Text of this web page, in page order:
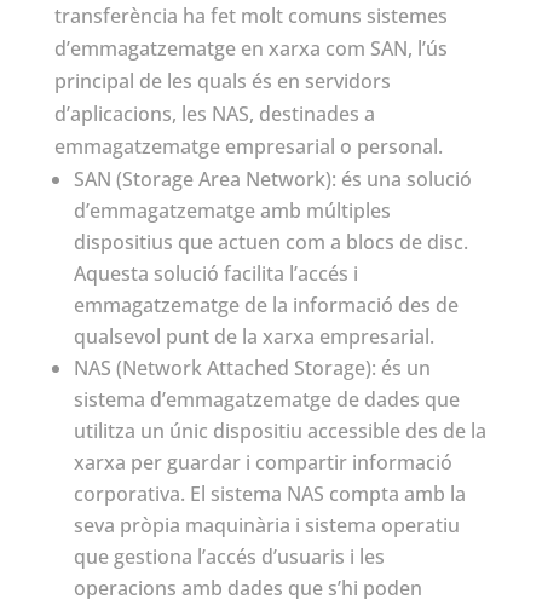
transferència ha fet molt comuns sistemes
d’emmagatzematge en xarxa com SAN, l’ús
principal de les quals és en servidors
d’aplicacions, les NAS, destinades a
emmagatzematge empresarial o personal.
SAN (Storage Area Network): és una solució
d’emmagatzematge amb múltiples
dispositius que actuen com a blocs de disc.
Aquesta solució facilita l’accés i
emmagatzematge de la informació des de
qualsevol punt de la xarxa empresarial.
NAS (Network Attached Storage): és un
sistema d’emmagatzematge de dades que
utilitza un únic dispositiu accessible des de la
xarxa per guardar i compartir informació
corporativa. El sistema NAS compta amb la
seva pròpia maquinària i sistema operatiu
que gestiona l’accés d’usuaris i les
operacions amb dades que s’hi poden